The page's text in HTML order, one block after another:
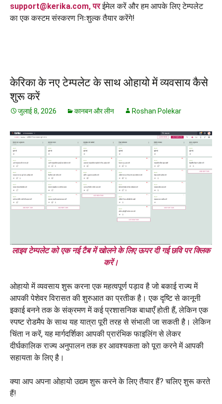
support@kerika.com, परईमेल करें और हम आपके लिए टेम्पलेट
का एक कस्टम संस्करण निःशुल्क तैयार करेंगे!
केरिका के नए टेम्पलेट के साथ ओहायो में व्यवसाय कैसे
शुरू करें
जुलाई 8, 2026 कानबन और लीन Roshan Polekar
लाइव टेम्पलेट को एक नई टैब में खोलने के लिए ऊपर दी गई छवि पर क्लिक
करें।
ओहायो में व्यवसाय शुरू करना एक महत्वपूर्ण पड़ाव है जो बकाई राज्य में
आपकी पेशेवर विरासत की शुरुआत का प्रतीक है। एक दृष्टि से कानूनी
इकाई बनने तक के संक्रमण में कई प्रशासनिक बाधाएँ होती हैं, लेकिन एक
स्पष्ट रोडमैप के साथ यह यात्रा पूरी तरह से संभाली जा सकती है। लेकिन
चिंता न करें, यह मार्गदर्शिका आपकी प्रारंभिक फाइलिंग से लेकर
दीर्घकालिक राज्य अनुपालन तक हर आवश्यकता को पूरा करने में आपकी
सहायता के लिए है।
क्या आप अपना ओहायो उद्यम शुरू करने के लिए तैयार हैं? चलिए शुरू करते
हैं!